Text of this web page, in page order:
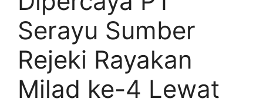
Serayu Sumber
Rejeki Rayakan
Milad ke-4 Lewat